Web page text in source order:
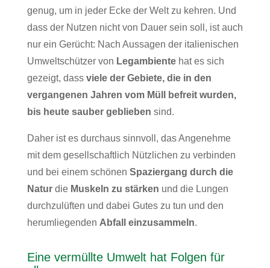
genug, um in jeder Ecke der Welt zu kehren. Und
dass der Nutzen nicht von Dauer sein soll, ist auch
nur ein Gerücht: Nach Aussagen der italienischen
Umweltschützer von Legambientehat es sich
gezeigt, dass viele der Gebiete, die in den
vergangenen Jahren vom Müll befreit wurden,
bis heute sauber geblieben sind.
Daher ist es durchaus sinnvoll, das Angenehme
mit dem gesellschaftlich Nützlichen zu verbinden
und bei einem schönen Spaziergang durch die
Naturdie Muskeln zu stärken und die Lungen
durchzulüften und dabei Gutes zu tun und den
herumliegenden Abfall einzusammeln.
Eine vermüllte Umwelt hat Folgen für